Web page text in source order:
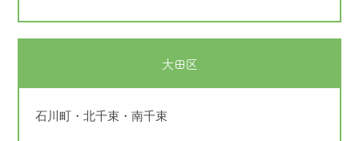
大田区
石川町・北千束・南千束